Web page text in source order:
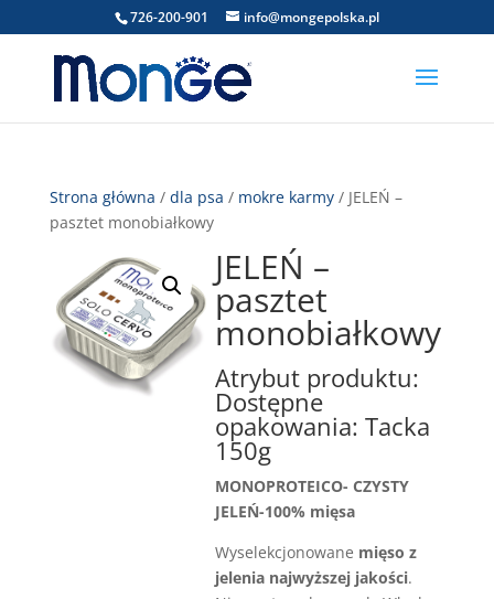
726-200-901 info@mongepolska.pl
Strona główna / dla psa / mokre karmy/ JELEŃ –
pasztet monobiałkowy
JELEŃ –
pasztet
monobiałkowy
Atrybut produktu:
Dostępne
opakowania: Tacka
150g
MONOPROTEICO- CZYSTY
JELEŃ-100% mięsa
Wyselekcjonowane mięso z
jelenia najwyższej jakości.